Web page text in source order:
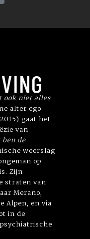
ook niet alles
alter ego
gaat het
van
ben de
weerslag
op
Zijn
straten van
Merano,
Alpen, en via
in de